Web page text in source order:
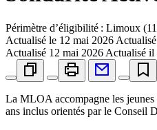
Périmètre d’éligibilité : Limoux
Actualisé le 12 mai 2026
Actualisé 12 mai 2026 Actualisé il
La MLOA accompagne les
ans inclus orientés par le Conseil